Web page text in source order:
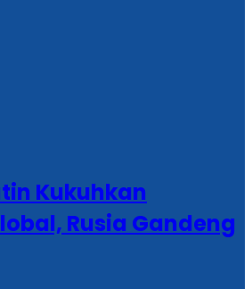
Kukuhkan
Rusia Gandeng